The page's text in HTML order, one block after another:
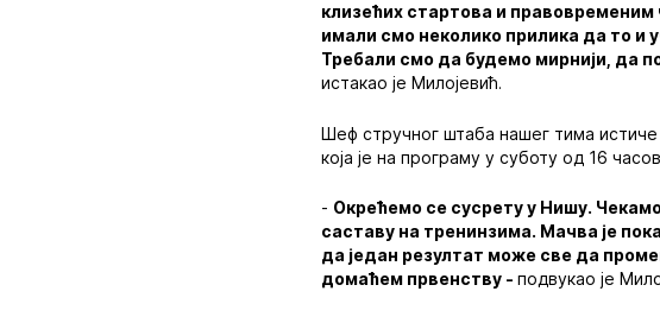
клизећих стартова и
имали смо неколико прилика да то и
Требали смо да будемо мирнији, да
истакао је Милојевић.
Шеф стручног штаба нашег тима
која је на програму у суботу од 16
- Окрећемо се сусрету у Нишу.
саставу на тренинзима. Мачва је
да један резултат може све да
домаћем првенству -подвукао је